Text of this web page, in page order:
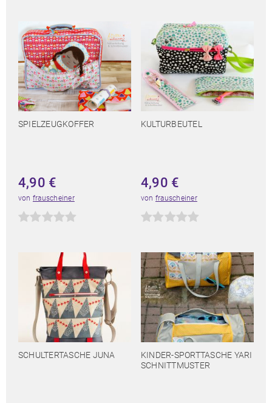
SPIELZEUGKOFFER
4,90 €
von frauscheiner
KULTURBEUTEL
4,90 €
von frauscheiner
SCHULTERTASCHE JUNA
KINDER-SPORTTASCHE YARI
SCHNITTMUSTER